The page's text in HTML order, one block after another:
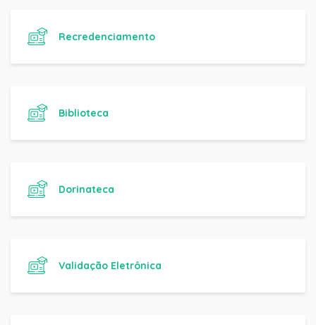
Recredenciamento
Biblioteca
Dorinateca
Validação Eletrônica